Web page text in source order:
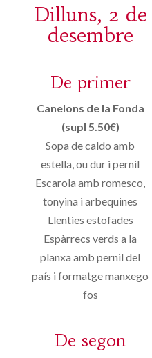
Dilluns, 2 de
desembre
De primer
Canelons de la Fonda
(supl 5.50€)
Sopa de caldo amb
estella, ou dur i pernil
Escarola amb romesco,
tonyina i arbequines
Llenties estofades
Espàrrecs verds a la
planxa amb pernil del
país i formatge manxego
fos
De segon